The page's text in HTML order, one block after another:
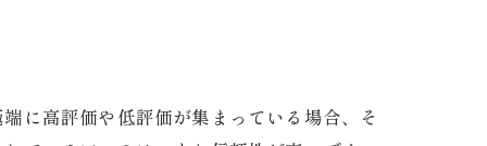
に高評価や低評価が集まっている場合、そ